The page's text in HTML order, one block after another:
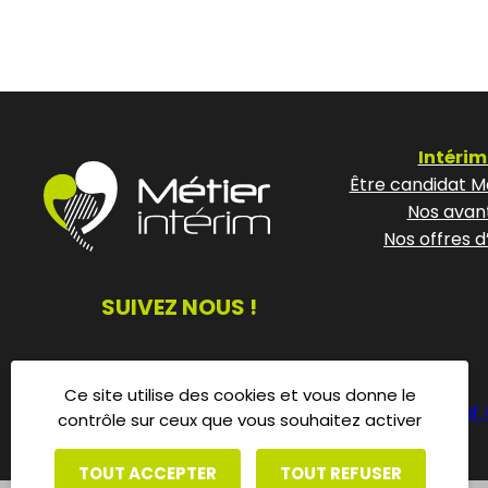
SUIVEZ NOUS !
Être candidat
Nos
Nos offres
Déposer
Ce site utilise des cookies et vous donne le
contrôle sur ceux que vous souhaitez activer
TOUT ACCEPTER TOUT REFUSER